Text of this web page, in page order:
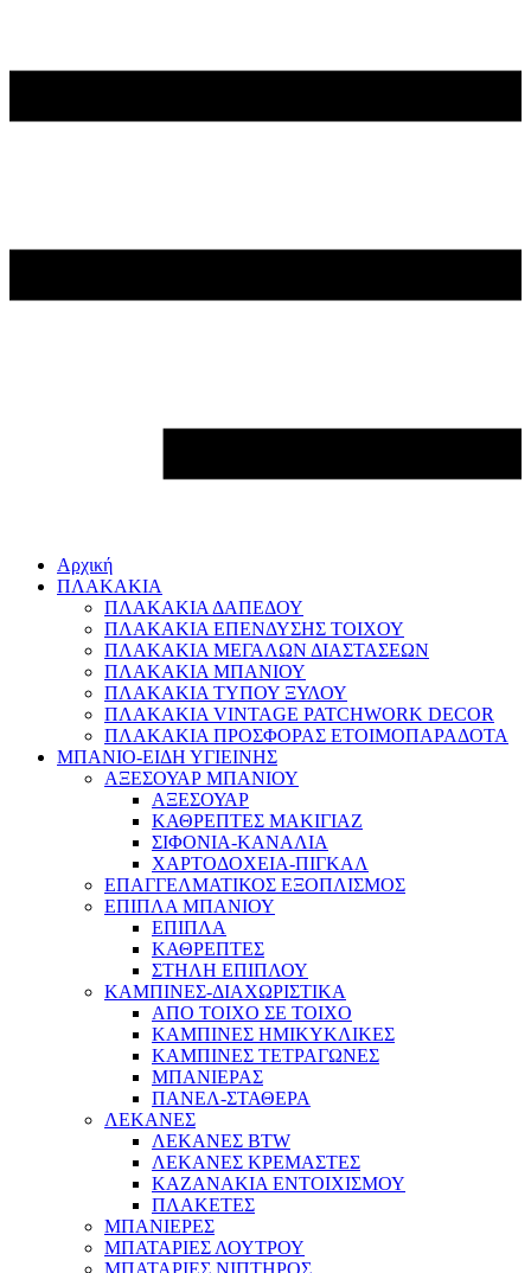
Αρχική
ΠΛΑΚΑΚΙΑ
ΠΛΑΚΑΚΙΑ ΔΑΠΕΔΟΥ
ΠΛΑΚΑΚΙΑ ΕΠΕΝΔΥΣΗΣ ΤΟΙΧΟΥ
ΠΛΑΚΑΚΙΑ ΜΕΓΑΛΩΝ ΔΙΑΣΤΑΣΕΩΝ
ΠΛΑΚΑΚΙΑ ΜΠΑΝΙΟΥ
ΠΛΑΚΑΚΙΑ ΤΥΠΟΥ ΞΥΛΟΥ
ΠΛΑΚΑΚΙΑ VINTAGE PATCHWORK DECOR
ΠΛΑΚΑΚΙΑ ΠΡΟΣΦΟΡΑΣ ΕΤΟΙΜΟΠΑΡΑΔΟΤΑ
ΜΠΑΝΙΟ-ΕΙΔΗ ΥΓΙΕΙΝΗΣ
ΑΞΕΣΟΥΑΡ ΜΠΑΝΙΟΥ
ΑΞΕΣΟΥΑΡ
ΚΑΘΡΕΠΤΕΣ ΜΑΚΙΓΙΑΖ
ΣΙΦΟΝΙΑ-ΚΑΝΑΛΙΑ
ΧΑΡΤΟΔΟΧΕΙΑ-ΠΙΓΚΑΛ
ΕΠΑΓΓΕΛΜΑΤΙΚΟΣ ΕΞΟΠΛΙΣΜΟΣ
ΕΠΙΠΛΑ ΜΠΑΝΙΟΥ
ΕΠΙΠΛΑ
ΚΑΘΡΕΠΤΕΣ
ΣΤΗΛΗ ΕΠΙΠΛΟΥ
ΚΑΜΠΙΝΕΣ-ΔΙΑΧΩΡΙΣΤΙΚΑ
ΑΠΟ ΤΟΙΧΟ ΣΕ ΤΟΙΧΟ
ΚΑΜΠΙΝΕΣ ΗΜΙΚΥΚΛΙΚΕΣ
ΚΑΜΠΙΝΕΣ ΤΕΤΡΑΓΩΝΕΣ
ΜΠΑΝΙΕΡΑΣ
ΠΑΝΕΛ-ΣΤΑΘΕΡΑ
ΛΕΚΑΝΕΣ
ΛΕΚΑΝΕΣ BTW
ΛΕΚΑΝΕΣ ΚΡΕΜΑΣΤΕΣ
ΚΑΖΑΝΑΚΙΑ ΕΝΤΟΙΧΙΣΜΟΥ
ΠΛΑΚΕΤΕΣ
ΜΠΑΝΙΕΡΕΣ
ΜΠΑΤΑΡΙΕΣ ΛΟΥΤΡΟΥ
ΜΠΑΤΑΡΙΕΣ ΝΙΠΤΗΡΟΣ